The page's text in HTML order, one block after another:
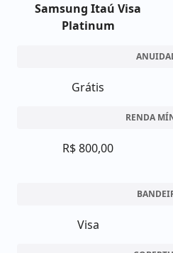
Samsung Itaú Visa
Platinum
Grátis
RENDA
R$ 800,00
Visa